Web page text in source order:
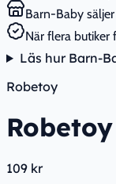
Barn-Baby
När flera butiker
Läs hur Barn-
Robetoy
109 kr